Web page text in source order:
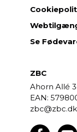
Se
ZBC
Ahorn Allé
EAN:
zbc@zbc.dk